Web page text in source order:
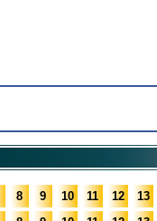
8 9 10 11 12 13